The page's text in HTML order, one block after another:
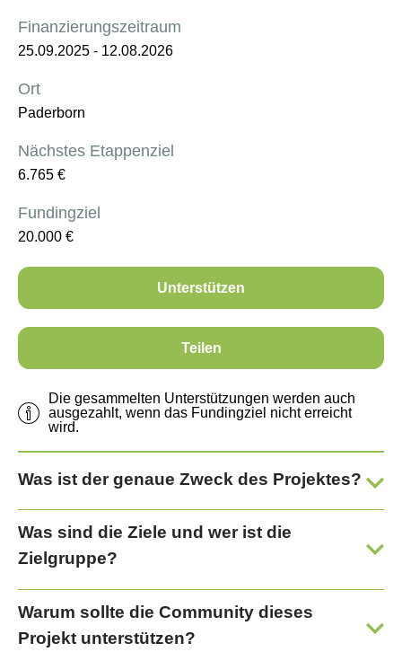
Finanzierungszeitraum
25.09.2025 - 12.08.2026
Ort
Paderborn
Nächstes Etappenziel
6.765 €
Fundingziel
20.000 €
Unterstützen
Teilen
Die gesammelten Unterstützungen werden auch
ausgezahlt, wenn das Fundingziel nicht erreicht
wird.
Was ist der genaue Zweck des Projektes?
Was sind die Ziele und wer ist die
Zielgruppe?
Warum sollte die Community dieses
Projekt unterstützen?